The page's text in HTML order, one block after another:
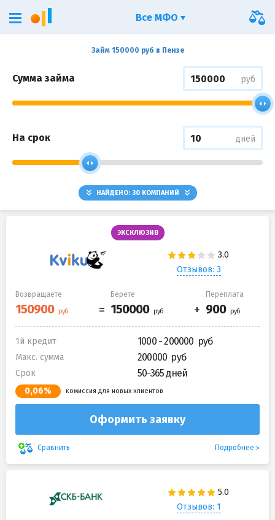
Займ 150000 руб в Пензе
Сумма займа руб
На срок дней
НАЙДЕНО: 30КОМПАНИЙ
ЭКСКЛЮЗИВ
Отзывов: 3
Возвращаете Берете Переплата
1й кредит 1000 - 200000
Макс. сумма 200000
Срок 50-365 дней
0,06% комиссия для новых клиентов
Оформить заявку
Сравнить Подробнее
Отзывов: 1
Все МФО